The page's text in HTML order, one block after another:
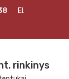
El.
rinkinys